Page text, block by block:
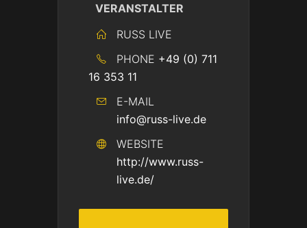
VERANSTALTER
RUSS LIVE
PHONE +49 (0) 711
16 353 11
E-MAIL
info@russ-live.de
WEBSITE
http://www.russ-
live.de/